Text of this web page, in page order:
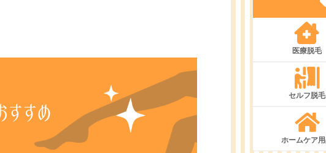
医療脱毛
セルフ脱毛
ホームケア